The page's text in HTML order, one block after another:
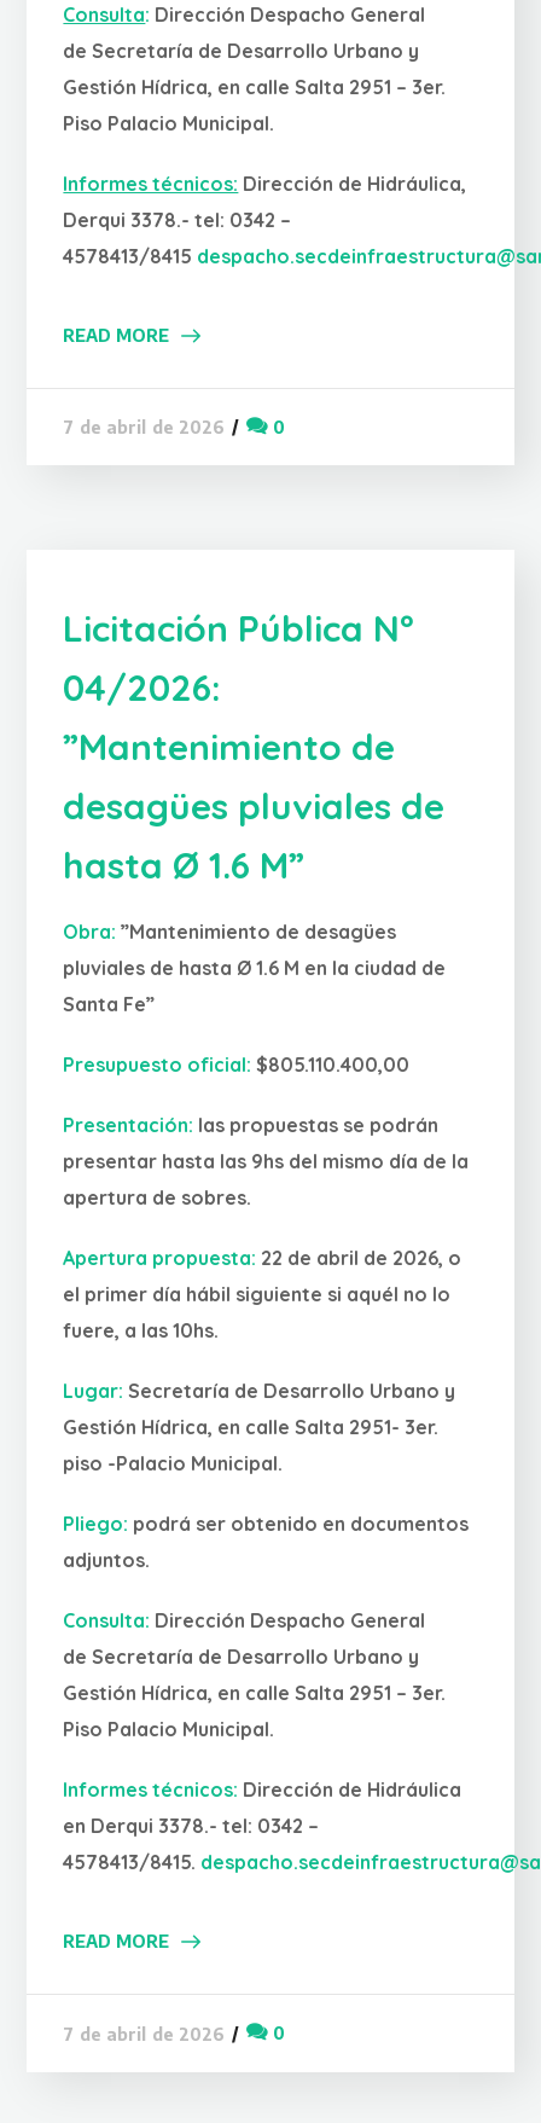
Consulta: Dirección Despacho General
de Secretaría de Desarrollo Urbano y
Gestión Hídrica, en calle Salta 2951 – 3er.
Piso Palacio Municipal.
Informes técnicos: Dirección de Hidráulica,
Derqui 3378.- tel: 0342 –
4578413/8415
READ MORE
7 de abril de 2026 0
Licitación Pública Nº
04/2026:
”Mantenimiento de
desagües pluviales de
hasta Ø 1.6 M”
Obra:”Mantenimiento de desagües
pluviales de hasta Ø 1.6 M en la ciudad de
Santa Fe”
Presupuesto oficial: $805.110.400,00
Presentación: las propuestas se podrán
presentar hasta las 9hs del mismo día de la
apertura de sobres.
Apertura propuesta: 22 de abril de 2026, o
el primer día hábil siguiente si aquél no lo
fuere, a las 10hs.
Lugar: Secretaría de Desarrollo Urbano y
Gestión Hídrica, en calle Salta 2951- 3er.
piso -Palacio Municipal.
Pliego: podrá ser obtenido en documentos
adjuntos.
Consulta: Dirección Despacho General
de Secretaría de Desarrollo Urbano y
Gestión Hídrica, en calle Salta 2951 – 3er.
Piso Palacio Municipal.
Informes técnicos: Dirección de Hidráulica
en Derqui 3378.- tel: 0342 –
4578413/8415.
READ MORE
7 de abril de 2026 0